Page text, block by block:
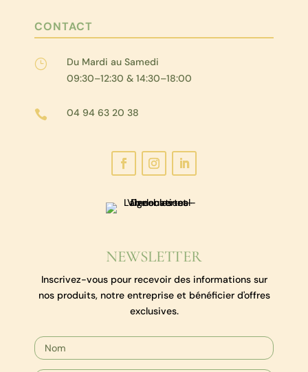
CONTACT
}
Du Mardi au Samedi
09:30–12:30 & 14:30–18:00
 04 94 63 20 38
NEWSLETTER
Inscrivez-vous pour recevoir des informations sur
nos produits, notre entreprise et bénéficier d'offres
exclusives.